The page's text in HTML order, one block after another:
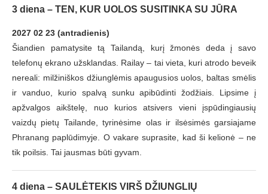
3 diena – TEN, KUR UOLOS SUSITINKA SU JŪRA
2027 02 23 (antradienis)
Šiandien pamatysite tą Tailandą, kurį žmonės deda į savo
telefonų ekrano užsklandas. Railay – tai vieta, kuri atrodo beveik
nereali: milžiniškos džiunglėmis apaugusios uolos, baltas smėlis
ir vanduo, kurio spalvą sunku apibūdinti žodžiais. Lipsime į
apžvalgos aikštelę, nuo kurios atsivers vieni įspūdingiausių
vaizdų pietų Tailande, tyrinėsime olas ir ilsėsimės garsiajame
Phranang paplūdimyje. O vakare suprasite, kad ši kelionė – ne
tik poilsis. Tai jausmas būti gyvam.
4 diena – SAULĖTEKIS VIRŠ DŽIUNGLIŲ